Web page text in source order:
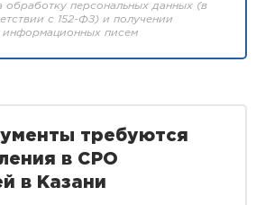
обработку персональных данных (в
с 152-ФЗ) и получении
информационных писем
требуются
в СРО
в Казани